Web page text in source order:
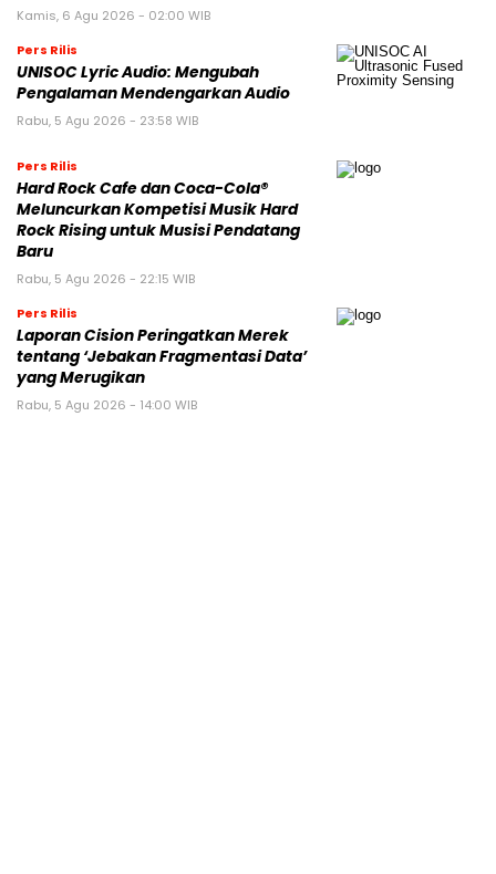
Kamis, 6 Agu 2026 - 02:00 WIB
Pers Rilis
UNISOC Lyric Audio: Mengubah
Pengalaman Mendengarkan Audio
Rabu, 5 Agu 2026 - 23:58 WIB
Pers Rilis
Hard Rock Cafe dan Coca-Cola®
Meluncurkan Kompetisi Musik Hard
Rock Rising untuk Musisi Pendatang
Baru
Rabu, 5 Agu 2026 - 22:15 WIB
Pers Rilis
Laporan Cision Peringatkan Merek
tentang ‘Jebakan Fragmentasi Data’
yang Merugikan
Rabu, 5 Agu 2026 - 14:00 WIB